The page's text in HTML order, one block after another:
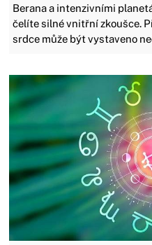
Berana a intenzivními
čelíte silné vnitřní zkoušce.
srdce může být vystaveno